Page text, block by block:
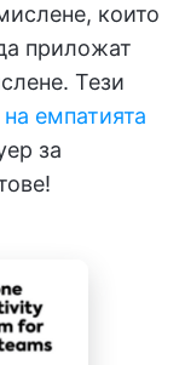
които
приложат
Тези
емпатията
за